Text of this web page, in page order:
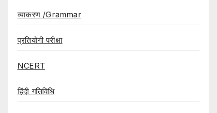
व्याकरण /Grammar
प्रतियोगी परीक्षा
NCERT
हिंदी गतिविधि